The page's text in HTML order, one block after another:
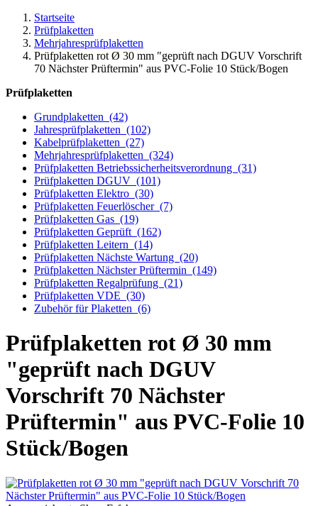
Startseite
Prüfplaketten
Mehrjahresprüfplaketten
Prüfplaketten rot Ø 30 mm "geprüft nach DGUV Vorschrift
70 Nächster Prüftermin" aus PVC-Folie 10 Stück/Bogen
Prüfplaketten
Grundplaketten (42)
Jahresprüfplaketten (102)
Kabelprüfplaketten (27)
Mehrjahresprüfplaketten (324)
Prüfplaketten Betriebssicherheitsverordnung (31)
Prüfplaketten DGUV (101)
Prüfplaketten Elektro (30)
Prüfplaketten Feuerlöscher (7)
Prüfplaketten Gas (19)
Prüfplaketten Geprüft (162)
Prüfplaketten Leitern (14)
Prüfplaketten Nächste Wartung (20)
Prüfplaketten Nächster Prüftermin (149)
Prüfplaketten Regalprüfung (21)
Prüfplaketten VDE (30)
Zubehör für Plaketten (6)
Prüfplaketten rot Ø 30 mm
"geprüft nach DGUV
Vorschrift 70 Nächster
Prüftermin" aus PVC-Folie 10
Stück/Bogen